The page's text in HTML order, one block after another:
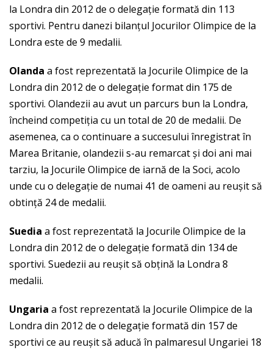
la Londra din 2012 de o delegație formată din 113
sportivi. Pentru danezi bilanțul Jocurilor Olimpice de la
Londra este de 9 medalii.
Olanda a fost reprezentată la Jocurile Olimpice de la
Londra din 2012 de o delegație format din 175 de
sportivi. Olandezii au avut un parcurs bun la Londra,
încheind competiția cu un total de 20 de medalii. De
asemenea, ca o continuare a succesului înregistrat în
Marea Britanie, olandezii s-au remarcat și doi ani mai
tarziu, la Jocurile Olimpice de iarnă de la Soci, acolo
unde cu o delegație de numai 41 de oameni au reușit să
obtință 24 de medalii.
Suedia a fost reprezentată la Jocurile Olimpice de la
Londra din 2012 de o delegație formată din 134 de
sportivi. Suedezii au reușit să obțină la Londra 8
medalii.
Ungaria a fost reprezentată la Jocurile Olimpice de la
Londra din 2012 de o delegație formată din 157 de
sportivi ce au reușit să aducă în palmaresul Ungariei 18